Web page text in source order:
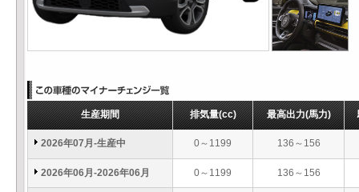
生産期間 排気量(cc) 最高出力(馬力)
2026年07月-生産中 0～1199 136～156
2026年06月-2026年06月 0～1199 136～156